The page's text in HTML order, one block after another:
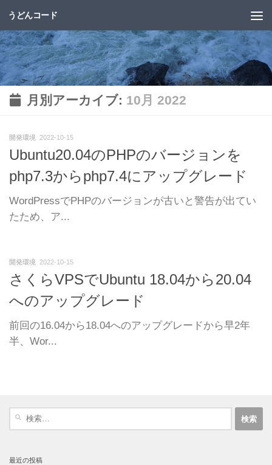
コンテンツへスキップ
うどんコード
月別アーカイブ: 10月 2022
開発環境 2022-10-15
Ubuntu20.04のPHPのバージョンを
php7.3からphp7.4にアップグレード
WordPressでPHPのバージョンが古いと警告が出てい
たため、ア...
開発環境 2022-10-15
さくらVPSでUbuntu 18.04から20.04
へのアップグレード
前回の16.04から18.04へのアップグレードから早2年
半、Wor...
最近の投稿